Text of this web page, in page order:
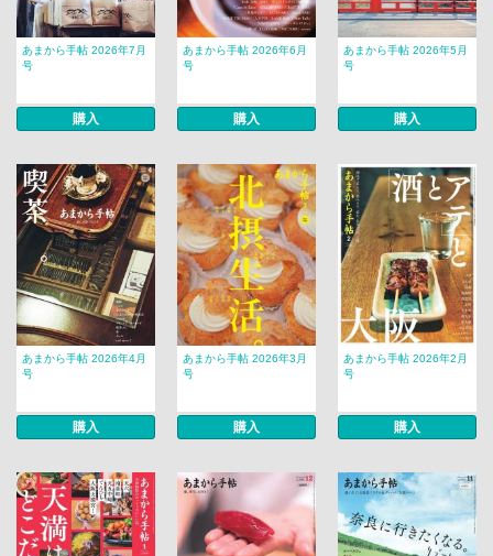
あまから手帖 2026年7月
号
購入
あまから手帖 2026年6月
号
購入
あまから手帖 2026年5月
号
購入
あまから手帖 2026年4月
号
購入
あまから手帖 2026年3月
号
購入
あまから手帖 2026年2月
号
購入